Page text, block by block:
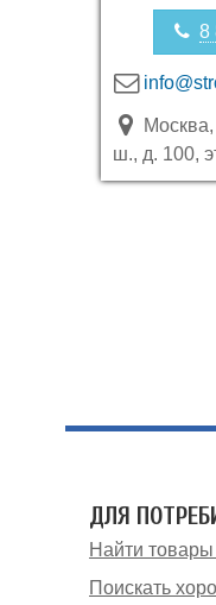
8
ш., д. 100,
ДЛЯ
Найти товары
Поискать